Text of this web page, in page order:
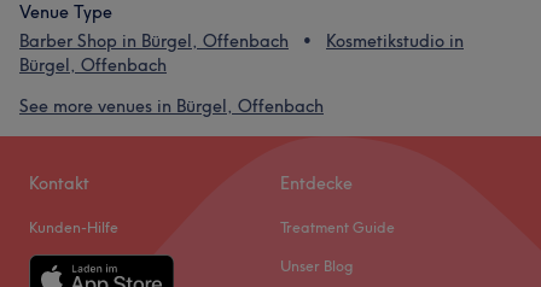
Venue Type
Barber Shop in Bürgel, Offenbach
Kosmetikstudio in
Bürgel, Offenbach
See more venues in Bürgel, Offenbach
Kontakt
Kunden-Hilfe
Entdecke
Treatment Guide
Unser Blog